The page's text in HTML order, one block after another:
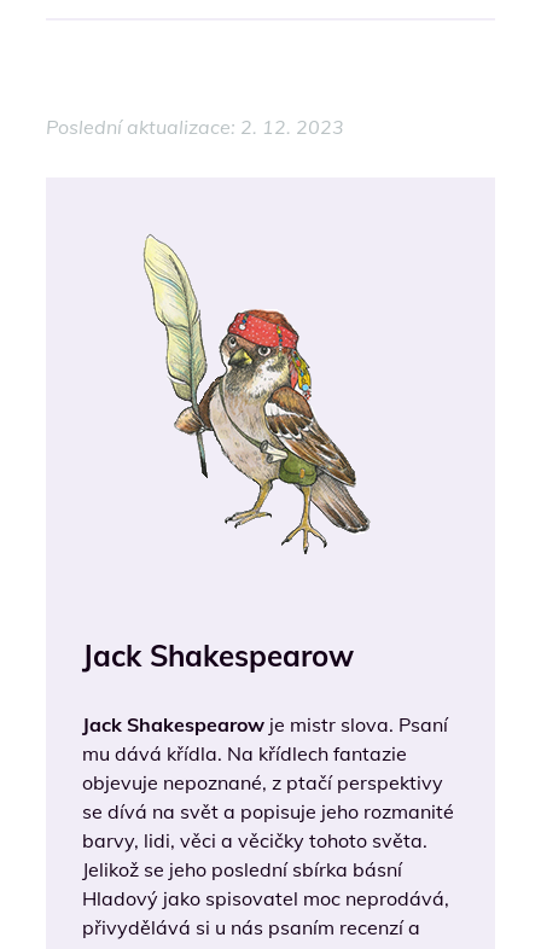
Poslední aktualizace: 2. 12. 2023
Jack Shakespearow
Jack Shakespearow je mistr slova. Psaní
mu dává křídla. Na křídlech fantazie
objevuje nepoznané, z ptačí perspektivy
se dívá na svět a popisuje jeho rozmanité
barvy, lidi, věci a věcičky tohoto světa.
Jelikož se jeho poslední sbírka básní
Hladový jako spisovatel moc neprodává,
přivydělává si u nás psaním recenzí a